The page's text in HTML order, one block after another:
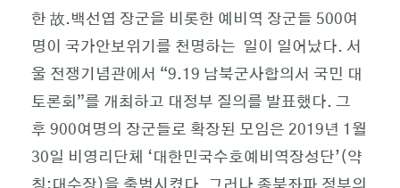
한 故.백선엽 장군을 비롯한 예비역 장군들 500여
명이 국가안보위기를 천명하는 일이 일어났다. 서
울 전쟁기념관에서 “9.19 남북군사합의서 국민 대
토론회”를 개최하고 대정부 질의를 발표했다. 그
후 900여명의 장군들로 확장된 모임은 2019년 1월
30일 비영리단체 ‘대한민국수호예비역장성단’(약
칭:대수장)을 출범시켰다. 그러나 종북좌파 정부의